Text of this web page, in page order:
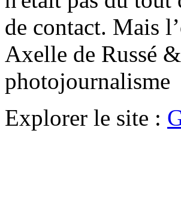
de contact. Mais
Axelle de Russé
photojournalisme
Explorer le site :